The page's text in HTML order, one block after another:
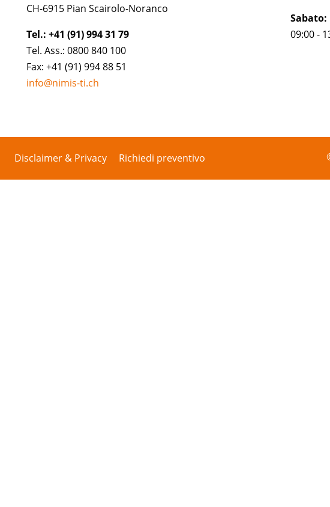
CH-6915 Pian Scairolo-Noranco
Tel.: +41 (91) 994 31 79
Tel. Ass.: 0800 840 100
Fax: +41 (91) 994 88 51
info@nimis-ti.ch
Sabato:
09:00 -
Disclaimer & Privacy Richiedi preventivo